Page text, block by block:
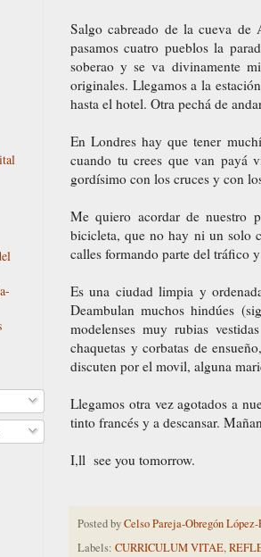
Salgo cabreado de la cueva
pasamos cuatro pueblos la
soberao y se va divinamente
originales. Llegamos a la
hasta el hotel. Otra pechá de
En Londres hay que tener
cuando tu crees que van payá
gordísimo con los cruces y con
Me quiero acordar de nuestro
bicicleta, que no hay ni un solo
calles formando parte del tráfico
Es una ciudad limpia y
Deambulan muchos hindúes
modelenses muy rubias
chaquetas y corbatas de
discuten por el movil, alguna
Llegamos otra vez agotados a
tinto francés y a descansar.
I,ll see you tomorrow.
Posted byCelso Pareja-Obregón López-
Labels: CURRICULUM VITAE,